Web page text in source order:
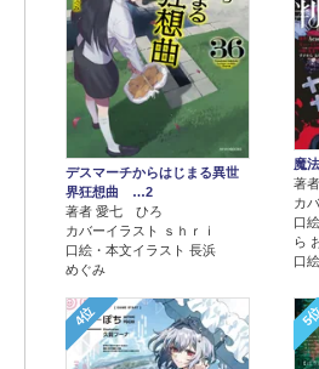
デスマーチからはじまる異世
界狂想曲 …2
著者 愛七 ひろ
カバーイラスト ｓｈｒｉ
口絵・本文イラスト 長浜
めぐみ
魔
著
カ
口
ら
口
4位 5